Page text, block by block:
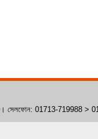
সেলফোন: 01713-